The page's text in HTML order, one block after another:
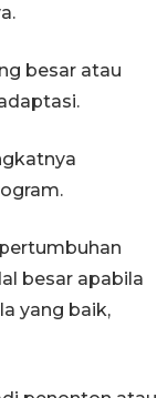
besar atau
besar apabila
yang baik,
bagi